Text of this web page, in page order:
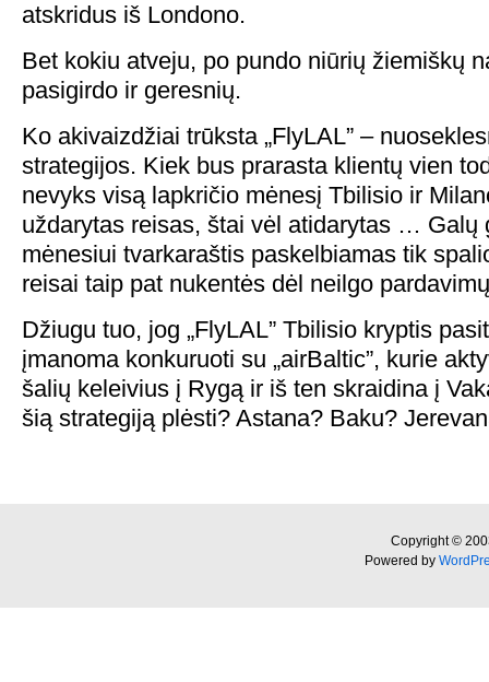
atskridus iš Londono.
Bet kokiu atveju, po pundo niūrių žiemiškų
pasigirdo ir geresnių.
Ko akivaizdžiai trūksta „FlyLAL” –
strategijos. Kiek bus prarasta klientų vien
nevyks visą lapkričio mėnesį Tbilisio ir
uždarytas reisas, štai vėl atidarytas … Galų
mėnesiui tvarkaraštis paskelbiamas tik
reisai taip pat nukentės dėl neilgo
Džiugu tuo, jog „FlyLAL” Tbilisio kryptis
įmanoma konkuruoti su „airBaltic”, kurie
šalių keleivius į Rygą ir iš ten skraidina į
šią strategiją plėsti? Astana? Baku?
Copyright ©
Powered by